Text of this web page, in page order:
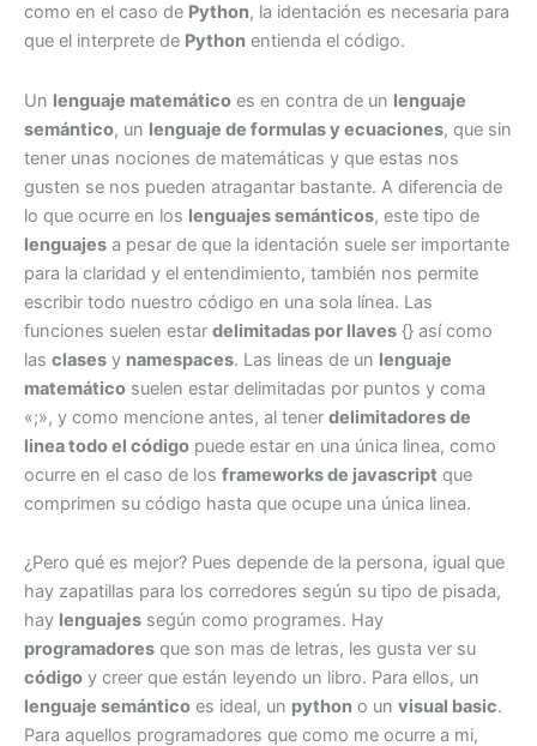
como en el caso de Python, la identación es necesaria para
que el interprete de Python entienda el código.
Un lenguaje matemático es en contra de un lenguaje
semántico, un lenguaje de formulas y ecuaciones, que sin
tener unas nociones de matemáticas y que estas nos
gusten se nos pueden atragantar bastante. A diferencia de
lo que ocurre en los lenguajes semánticos, este tipo de
lenguajes a pesar de que la identación suele ser importante
para la claridad y el entendimiento, también nos permite
escribir todo nuestro código en una sola línea. Las
funciones suelen estar delimitadas por llaves {} así como
las clases y namespaces. Las lineas de un lenguaje
matemático suelen estar delimitadas por puntos y coma
«;», y como mencione antes, al tener delimitadores de
linea todo el código puede estar en una única linea, como
ocurre en el caso de los frameworks de javascript que
comprimen su código hasta que ocupe una única linea.
¿Pero qué es mejor? Pues depende de la persona, igual que
hay zapatillas para los corredores según su tipo de pisada,
hay lenguajes según como programes. Hay
programadores que son mas de letras, les gusta ver su
código y creer que están leyendo un libro. Para ellos, un
lenguaje semántico es ideal, un python o un visual basic.
Para aquellos programadores que como me ocurre a mi,